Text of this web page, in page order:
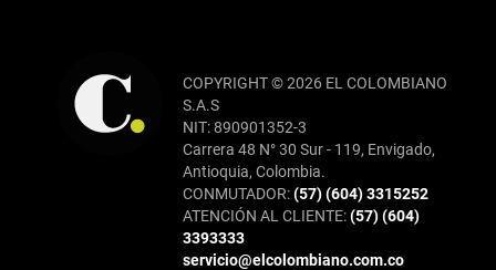
COPYRIGHT © 2026 EL COLOMBIANO
S.A.S
NIT: 890901352-3
Carrera 48 N° 30 Sur - 119, Envigado,
Antioquia, Colombia.
CONMUTADOR:(57) (604) 3315252
ATENCIÓN AL CLIENTE:(57) (604)
3393333
servicio@elcolombiano.com.co